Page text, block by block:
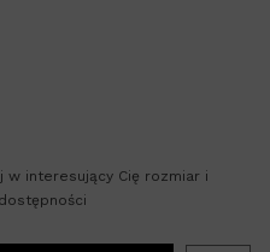
w interesujący Cię rozmiar i